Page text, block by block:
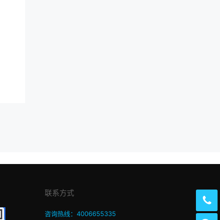
联系方式
咨询热线：4006655335